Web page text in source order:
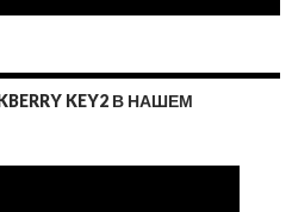
KEY2 В НАШЕМ